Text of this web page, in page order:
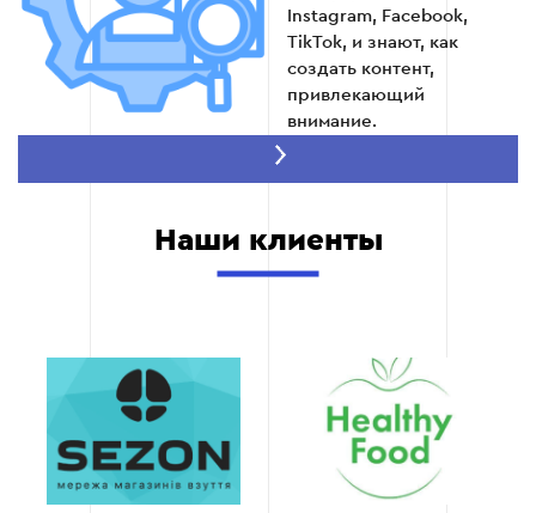
Instagram, Facebook,
TikTok, и знают, как
создать контент,
привлекающий
внимание.
решения
Используем последние
инновационно.
Скорость
выполнения
Благодаря четким
процессам создания
Наши клиенты